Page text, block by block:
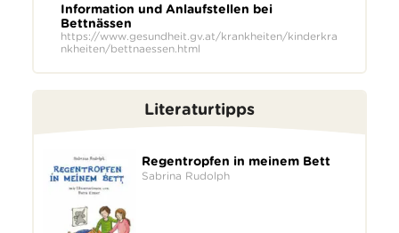
Information und Anlaufstellen bei
Bettnässen
https://www.gesundheit.gv.at/krankheiten/kinderkra
nkheiten/bettnaessen.html
Literaturtipps
Regentropfen in meinem Bett
Sabrina Rudolph